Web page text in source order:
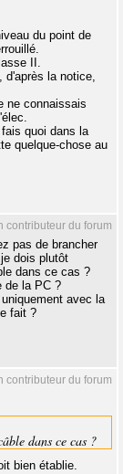
du point de
II.
d'après la notice,
ne connaissais
quoi dans la
quelque-chose au
contributeur du forum
pas de brancher
dois plutôt
dans ce cas ?
de la PC ?
avec la
fait ?
contributeur du forum
dans ce cas ?
bien établie.